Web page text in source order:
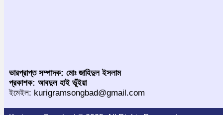
ভারপ্রাপ্ত সম্পাদক: মোঃ জাহিদুল ইসলাম
প্রকাশক: আবদুল হাই ভূঁইয়া
ইমেইল: kurigramsongbad@gmail.com